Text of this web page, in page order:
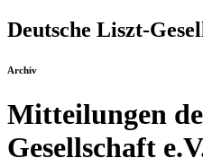
Deutsche Liszt-
Archiv
Mitteilungen
Gesellschaft